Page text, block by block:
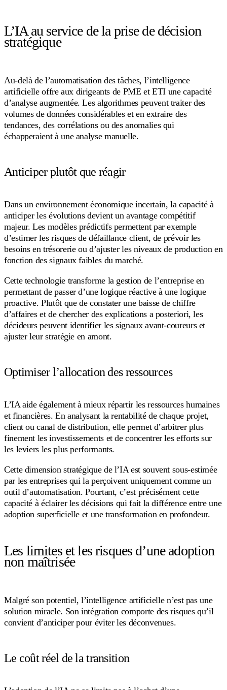
L’IA au service de la prise de décision
stratégique
Au-delà de l’automatisation des tâches, l’intelligence
artificielle offre aux dirigeants de PME et ETI une capacité
d’analyse augmentée. Les algorithmes peuvent traiter des
volumes de données considérables et en extraire des
tendances, des corrélations ou des anomalies qui
échapperaient à une analyse manuelle.
Anticiper plutôt que réagir
Dans un environnement économique incertain, la capacité à
anticiper les évolutions devient un avantage compétitif
majeur. Les modèles prédictifs permettent par exemple
d’estimer les risques de défaillance client, de prévoir les
besoins en trésorerie ou d’ajuster les niveaux de production en
fonction des signaux faibles du marché.
Cette technologie transforme la gestion de l’entreprise en
permettant de passer d’une logique réactive à une logique
proactive. Plutôt que de constater une baisse de chiffre
d’affaires et de chercher des explications a posteriori, les
décideurs peuvent identifier les signaux avant-coureurs et
ajuster leur stratégie en amont.
Optimiser l’allocation des ressources
L’IA aide également à mieux répartir les ressources humaines
et financières. En analysant la rentabilité de chaque projet,
client ou canal de distribution, elle permet d’arbitrer plus
finement les investissements et de concentrer les efforts sur
les leviers les plus performants.
Cette dimension stratégique de l’IA est souvent sous-estimée
par les entreprises qui la perçoivent uniquement comme un
outil d’automatisation. Pourtant, c’est précisément cette
capacité à éclairer les décisions qui fait la différence entre une
adoption superficielle et une transformation en profondeur.
Les limites et les risques d’une adoption
non maîtrisée
Malgré son potentiel, l’intelligence artificielle n’est pas une
solution miracle. Son intégration comporte des risques qu’il
convient d’anticiper pour éviter les déconvenues.
Le coût réel de la transition